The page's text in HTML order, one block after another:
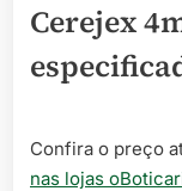
Cerejex
Confira o preço
nas lojas